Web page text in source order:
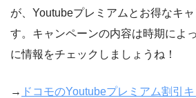
が、Youtubeプレミアムとお得なキ
す。キャンペーンの内容は時期によ
に情報をチェックしましょうね！
→ ドコモのYoutubeプレミアム割引